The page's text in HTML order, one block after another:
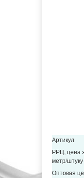
Артикул
РРЦ, цена
метр/штуку
Оптовая